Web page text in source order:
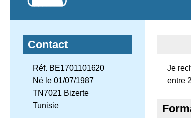
Contact
Réf. BE1701101620
Né le 01/07/1987
TN7021 Bizerte
Tunisie
Je
entre